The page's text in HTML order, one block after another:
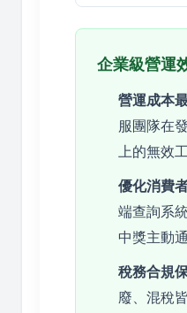
企業級營運
營運成本
服團隊在
上的無效工
優化消費
端查詢系
中獎主動
稅務合規
廢、混稅